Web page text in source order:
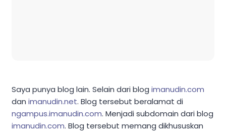
Saya punya blog lain. Selain dari blog imanudin.com
dan imanudin.net. Blog tersebut beralamat di
ngampus.imanudin.com. Menjadi subdomain dari blog
imanudin.com. Blog tersebut memang dikhususkan